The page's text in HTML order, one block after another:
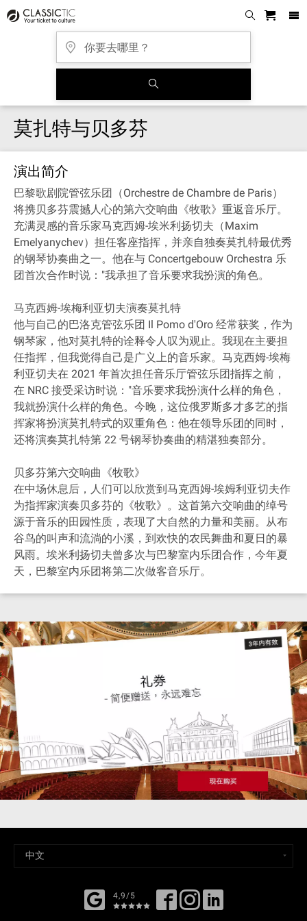
莫扎特与贝多芬
演出简介
巴黎歌剧院管弦乐团（Orchestre de Chambre de Paris）
将携贝多芬震撼人心的第六交响曲《牧歌》重返音乐厅。
充满灵感的音乐家马克西姆-埃米利扬切夫（Maxim
Emelyanychev）担任客座指挥，并亲自独奏莫扎特最优秀
的钢琴协奏曲之一。他在与 Concertgebouw Orchestra 乐
团首次合作时说："我承担了音乐要求我扮演的角色。
马克西姆-埃梅利亚切夫演奏莫扎特
他与自己的巴洛克管弦乐团 Il Pomo d'Oro 经常获奖，作为
钢琴家，他对莫扎特的诠释令人叹为观止。我现在主要担
任指挥，但我觉得自己是广义上的音乐家。马克西姆-埃梅
利亚切夫在 2021 年首次担任音乐厅管弦乐团指挥之前，
在 NRC 接受采访时说："音乐要求我扮演什么样的角色，
我就扮演什么样的角色。今晚，这位俄罗斯多才多艺的指
挥家将扮演莫扎特式的双重角色：他在领导乐团的同时，
还将演奏莫扎特第 22 号钢琴协奏曲的精湛独奏部分。
贝多芬第六交响曲《牧歌》
在中场休息后，人们可以欣赏到马克西姆-埃姆利亚切夫作
为指挥家演奏贝多芬的《牧歌》。这首第六交响曲的绰号
源于音乐的田园性质，表现了大自然的力量和美丽。从布
谷鸟的叫声和流淌的小溪，到欢快的农民舞曲和夏日的暴
风雨。埃米利扬切夫曾多次与巴黎室内乐团合作，今年夏
天，巴黎室内乐团将第二次做客音乐厅。
4,9/5